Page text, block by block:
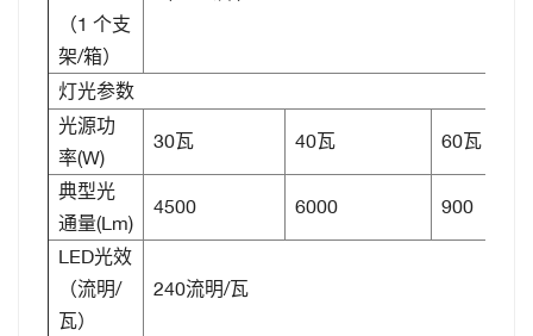
（1 个支
架/箱）
灯光参数
光源功
率(W)
30瓦 40瓦 60瓦
典型光
通量(Lm)
4500 6000 900
LED光效
（流明/
瓦）
240流明/瓦